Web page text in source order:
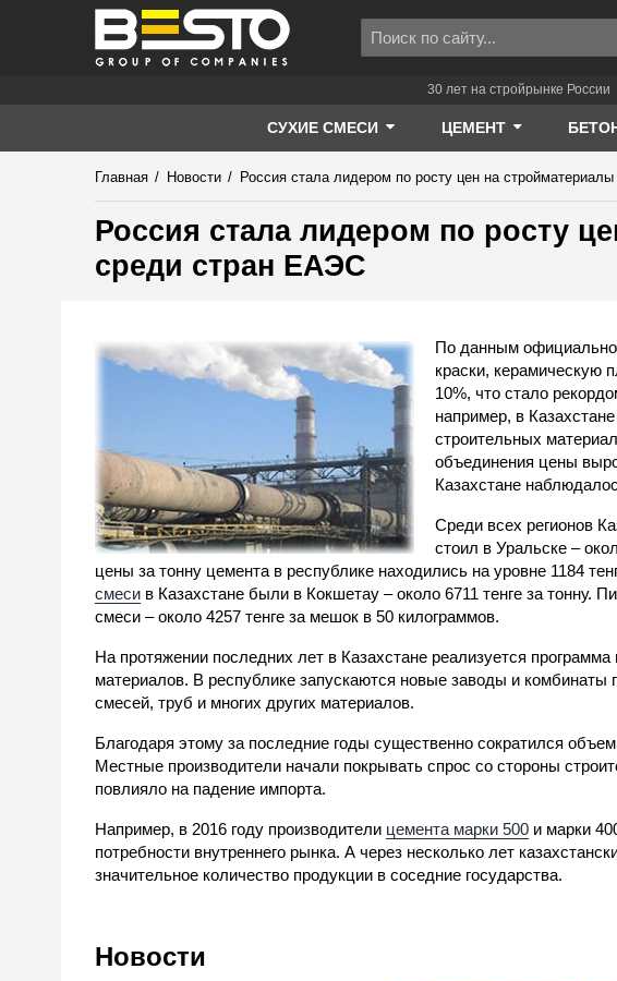
30 лет на стройрынке России
СУХИЕ СМЕСИ ЦЕМЕНТ
Главная / Новости / Россия стала лидером по росту цен на
Россия стала лидером по росту
среди стран ЕАЭС
По данным
краски, керамическую
10%, что стало
например, в
строительных
объединения цены
Казахстане
Среди всех регионов
стоил в Уральске –
цены за тонну цемента в республике находились на уровне 1184
смеси в Казахстане были в Кокшетау – около 6711 тенге за тонну.
смеси – около 4257 тенге за мешок в 50 килограммов.
На протяжении последних лет в Казахстане реализуется
материалов. В республике запускаются новые заводы и комбинаты
смесей, труб и многих других материалов.
Благодаря этому за последние годы существенно сократился
Местные производители начали покрывать спрос со стороны
повлияло на падение импорта.
Например, в 2016 году производители цемента марки 500 и марки
потребности внутреннего рынка. А через несколько лет
значительное количество продукции в соседние государства.
Новости